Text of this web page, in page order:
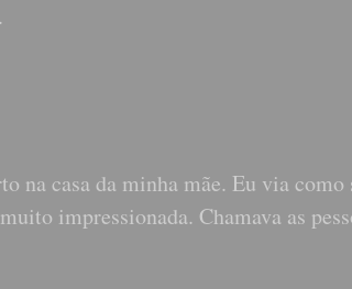
na casa da minha mãe. Eu via como
impressionada. Chamava as